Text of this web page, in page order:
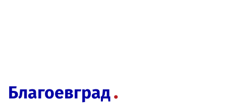
Благоевград